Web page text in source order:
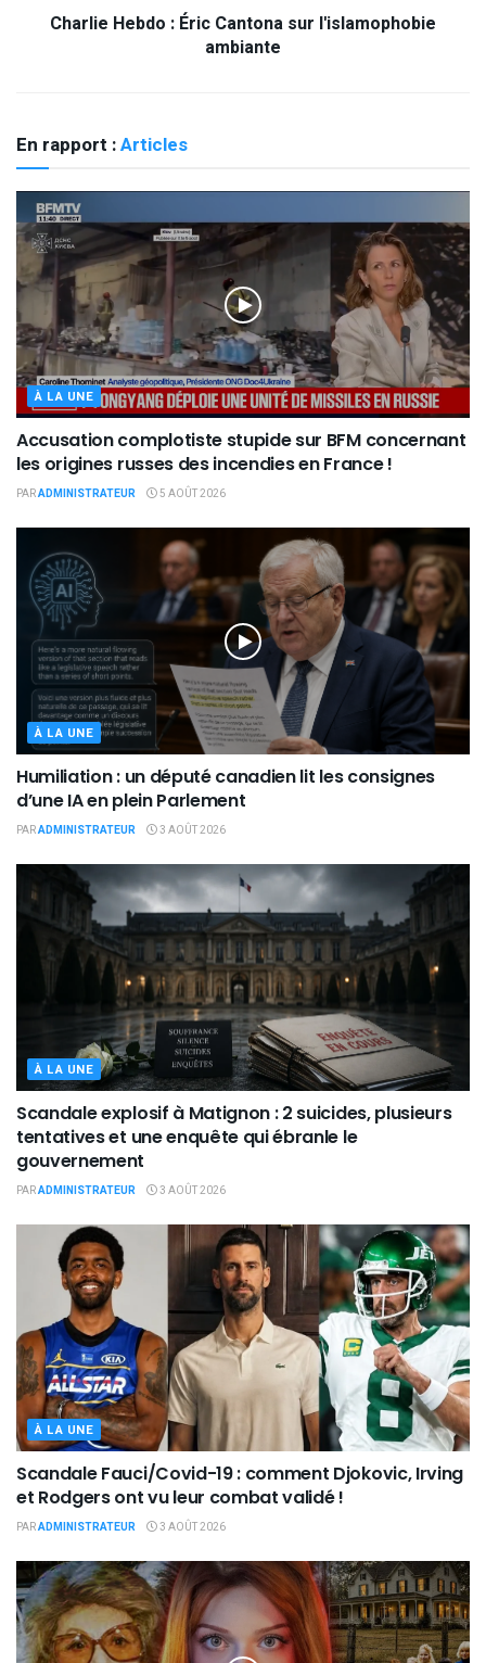
Charlie Hebdo : Éric Cantona sur l'islamophobie
ambiante
En rapport :Articles
À LA UNE
Accusation complotiste stupide sur BFM concernant
les origines russes des incendies en France !
PARADMINISTRATEUR 5 AOÛT 2026
À LA UNE
Humiliation : un député canadien lit les consignes
d’une IA en plein Parlement
PARADMINISTRATEUR 3 AOÛT 2026
À LA UNE
Scandale explosif à Matignon : 2 suicides, plusieurs
tentatives et une enquête qui ébranle le
gouvernement
PARADMINISTRATEUR 3 AOÛT 2026
À LA UNE
Scandale Fauci/Covid-19 : comment Djokovic, Irving
et Rodgers ont vu leur combat validé !
PARADMINISTRATEUR 3 AOÛT 2026